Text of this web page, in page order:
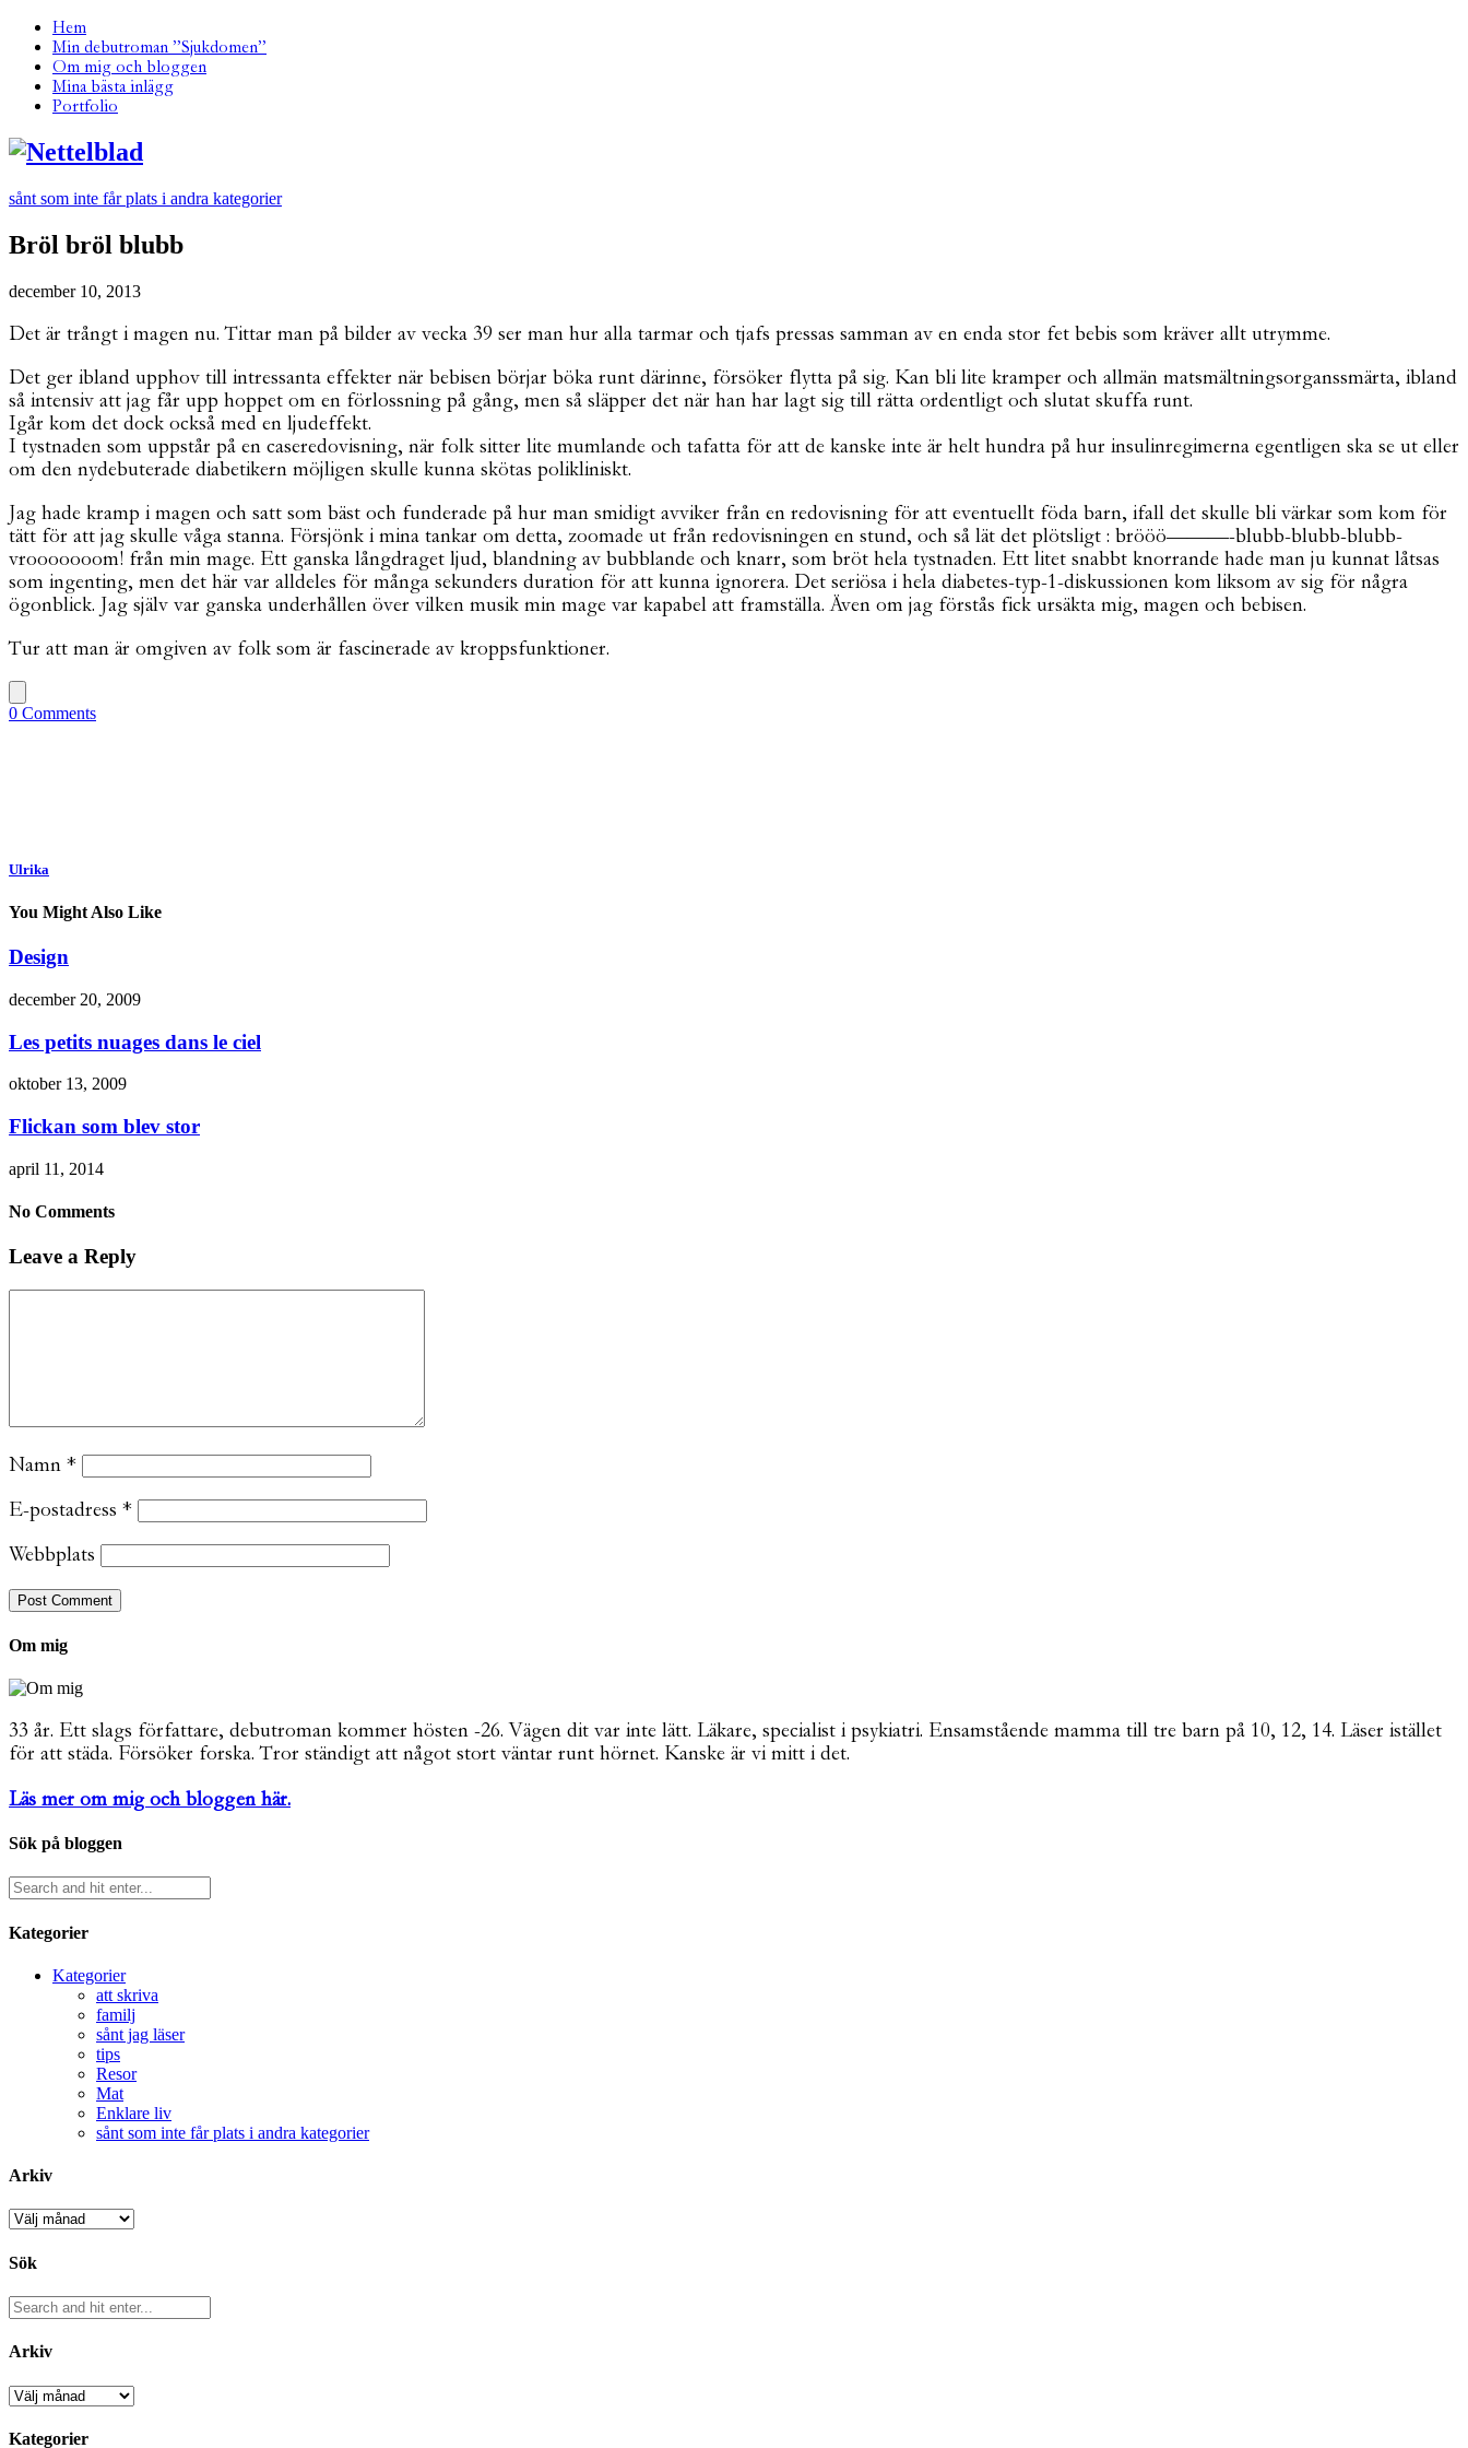
Hem
Min debutroman ”Sjukdomen”
Om mig och bloggen
Mina bästa inlägg
Portfolio
sånt som inte får plats i andra kategorier
Bröl bröl blubb
december 10, 2013
Det är trångt i magen nu. Tittar man på bilder av vecka 39 ser man hur alla tarmar och tjafs pressas samman av en enda stor fet bebis som kräver allt utrymme.
Det ger ibland upphov till intressanta effekter när bebisen börjar böka runt därinne, försöker flytta på sig. Kan bli lite kramper och allmän matsmältningsorganssmärta, ibland
så intensiv att jag får upp hoppet om en förlossning på gång, men så släpper det när han har lagt sig till rätta ordentligt och slutat skuffa runt.
Igår kom det dock också med en ljudeffekt.
I tystnaden som uppstår på en caseredovisning, när folk sitter lite mumlande och tafatta för att de kanske inte är helt hundra på hur insulinregimerna egentligen ska se ut eller
om den nydebuterade diabetikern möjligen skulle kunna skötas polikliniskt.
Jag hade kramp i magen och satt som bäst och funderade på hur man smidigt avviker från en redovisning för att eventuellt föda barn, ifall det skulle bli värkar som kom för
tätt för att jag skulle våga stanna. Försjönk i mina tankar om detta, zoomade ut från redovisningen en stund, och så lät det plötsligt : brööö———-blubb-blubb-blubb-
vrooooooom! från min mage. Ett ganska långdraget ljud, blandning av bubblande och knarr, som bröt hela tystnaden. Ett litet snabbt knorrande hade man ju kunnat låtsas
som ingenting, men det här var alldeles för många sekunders duration för att kunna ignorera. Det seriösa i hela diabetes-typ-1-diskussionen kom liksom av sig för några
ögonblick. Jag själv var ganska underhållen över vilken musik min mage var kapabel att framställa. Även om jag förstås fick ursäkta mig, magen och bebisen.
Tur att man är omgiven av folk som är fascinerade av kroppsfunktioner.
0 Comments
Ulrika
You Might Also Like
Design
december 20, 2009
Les petits nuages dans le ciel
oktober 13, 2009
Flickan som blev stor
april 11, 2014
No Comments
Leave a Reply
Namn *
E-postadress *
Webbplats
Om mig
33 år. Ett slags författare, debutroman kommer hösten -26. Vägen dit var inte lätt. Läkare, specialist i psykiatri. Ensamstående mamma till tre barn på 10, 12, 14. Läser istället
för att städa. Försöker forska. Tror ständigt att något stort väntar runt hörnet. Kanske är vi mitt i det.
Läs mer om mig och bloggen här.
Sök på bloggen
Kategorier
Kategorier
att skriva
familj
sånt jag läser
tips
Resor
Mat
Enklare liv
sånt som inte får plats i andra kategorier
Arkiv
Arkiv
Sök
Arkiv
Arkiv
Kategorier